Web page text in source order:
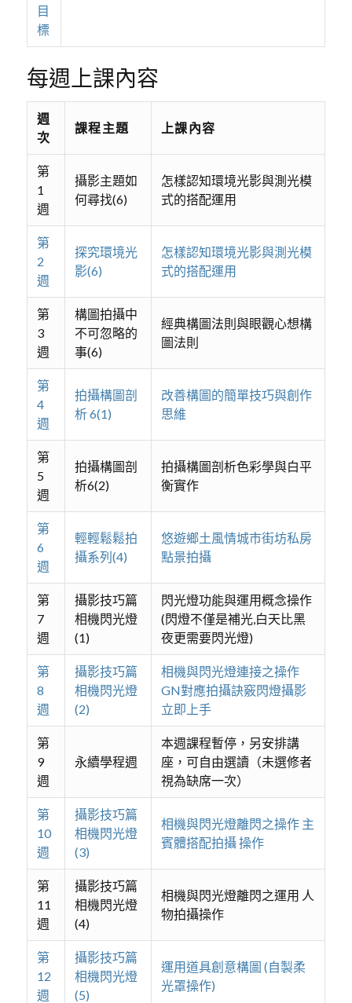
目
標
每週上課內容
週
次
課程主題 上課內容
第
1
週
攝影主題如
何尋找(6)
怎樣認知環境光影與測光模
式的搭配運用
第
2
週
探究環境光
影(6)
怎樣認知環境光影與測光模
式的搭配運用
第
3
週
構圖拍攝中
不可忽略的
事(6)
經典構圖法則與眼觀心想構
圖法則
第
4
週
拍攝構圖剖
析 6(1)
改善構圖的簡單技巧與創作
思維
第
5
週
拍攝構圖剖
析6(2)
拍攝構圖剖析色彩學與白平
衡實作
第
6
週
輕輕鬆鬆拍
攝系列(4)
悠遊鄉土風情城市街坊私房
點景拍攝
第
7
週
攝影技巧篇
相機閃光燈
(1)
閃光燈功能與運用概念操作
(閃燈不僅是補光,白天比黑
夜更需要閃光燈)
第
8
週
攝影技巧篇
相機閃光燈
(2)
相機與閃光燈連接之操作
GN對應拍攝訣竅閃燈攝影
立即上手
第
9
週
永續學程週
本週課程暫停，另安排講
座，可自由選讀（未選修者
視為缺席一次）
第
10
週
攝影技巧篇
相機閃光燈
(3)
相機與閃光燈離閃之操作 主
賓體搭配拍攝 操作
第
11
週
攝影技巧篇
相機閃光燈
(4)
相機與閃光燈離閃之運用 人
物拍攝操作
第
12
週
攝影技巧篇
相機閃光燈
(5)
運用道具創意構圖 (自製柔
光罩操作)